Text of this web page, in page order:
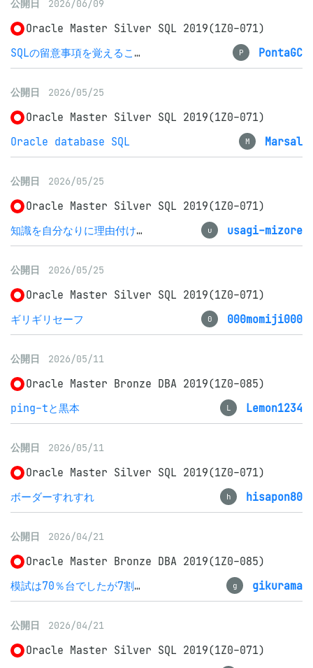
公開日 2026/06/09
Oracle Master Silver SQL 2019(1Z0-071)
SQLの留意事項を覚えることが大変でした
P PontaGC
公開日 2026/05/25
Oracle Master Silver SQL 2019(1Z0-071)
Oracle database SQL
M Marsal
公開日 2026/05/25
Oracle Master Silver SQL 2019(1Z0-071)
知識を自分なりに理由付けして、思い出せるように。
u usagi-mizore
公開日 2026/05/25
Oracle Master Silver SQL 2019(1Z0-071)
ギリギリセーフ
0 000momiji000
公開日 2026/05/11
Oracle Master Bronze DBA 2019(1Z0-085)
ping-tと黒本
L Lemon1234
公開日 2026/05/11
Oracle Master Silver SQL 2019(1Z0-071)
ボーダーすれすれ
h hisapon80
公開日 2026/04/21
Oracle Master Bronze DBA 2019(1Z0-085)
模試は70％台でしたが7割で合格しました
g gikurama
公開日 2026/04/21
Oracle Master Silver SQL 2019(1Z0-071)